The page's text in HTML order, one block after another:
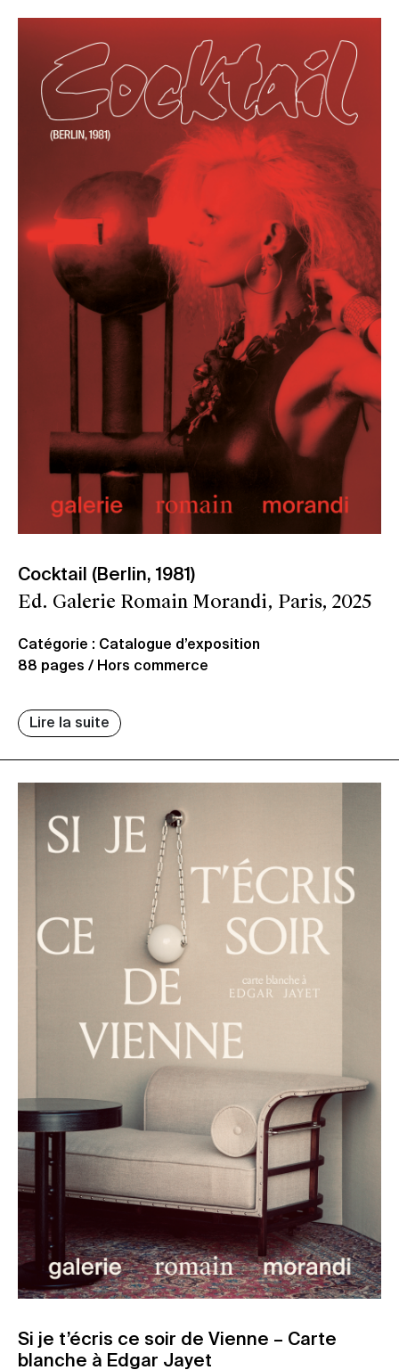
Cocktail (Berlin, 1981)
Ed. Galerie Romain Morandi, Paris, 2025
Catégorie : Catalogue d’exposition
88 pages / Hors commerce
Lire la suite
Si je t’écris ce soir de Vienne – Carte
blanche à Edgar Jayet